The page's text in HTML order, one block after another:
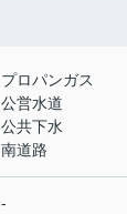
プロパンガス
公営水道
公共下水
南道路
-